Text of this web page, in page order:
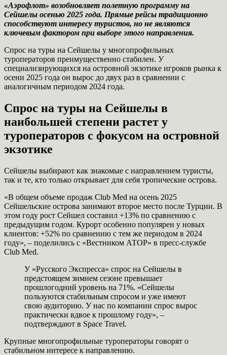
«Аэрофлот» возобновляет полетную программу на
Сейшелы осенью 2025 года. Прямые рейсы традиционно
способствуют интересу туристов, но не являются
ключевым фактором при выборе этого направления.
Спрос на туры на Сейшелы у многопрофильных
туроператоров преимущественно стабилен. У
специализирующихся на островной экзотике игроков рынка к
осени 2025 года он вырос до двух раз в сравнении с
аналогичным периодом 2024 года.
Спрос на туры на Сейшелы в
наибольшей степени растет у
туроператоров с фокусом на островной
экзотике
Сейшелы выбирают как знакомые с направлением туристы,
так и те, кто только открывает для себя тропические острова.
«В общем объеме продаж Club Med на осень 2025
Сейшельские острова занимают второе место после Турции. В
этом году рост Сейшел составил +13% по сравнению с
предыдущим годом. Курорт особенно популярен у новых
клиентов: +52% по сравнению с тем же периодом в 2024
году», – поделились с «Вестником АТОР» в пресс-службе
Club Med.
У «Русского Экспресса» спрос на Сейшелы в
предстоящем зимнем сезоне превышает
прошлогодний уровень на 71%. «Сейшелы
пользуются стабильным спросом и уже имеют
свою аудиторию. У нас по компании спрос вырос
практически вдвое к прошлому году», –
подтверждают в Space Travel.
Крупные многопрофильные туроператоры говорят о
стабильном интересе к направлению.